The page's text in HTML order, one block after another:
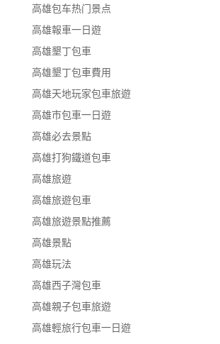
高雄包车热门景点
高雄報車一日遊
高雄墾丁包車
高雄墾丁包車費用
高雄天地玩家包車旅遊
高雄市包車一日遊
高雄必去景點
高雄打狗鐵道包車
高雄旅遊
高雄旅遊包車
高雄旅遊景點推薦
高雄景點
高雄玩法
高雄西子灣包車
高雄親子包車旅遊
高雄輕旅行包車一日遊